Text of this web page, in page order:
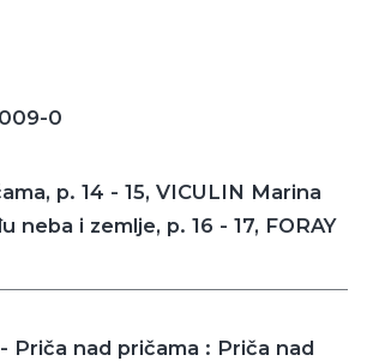
0
p. 14 - 15, VICULIN Marina
neba i zemlje, p. 16 - 17, FORAY
Priča nad pričama : Priča nad